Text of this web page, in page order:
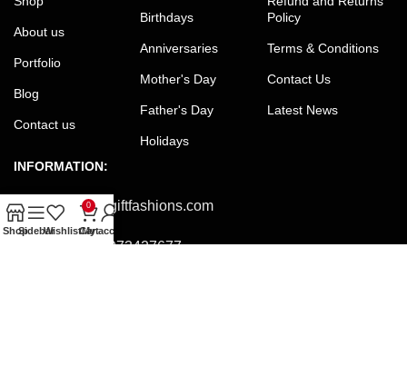
About us
Portfolio
Blog
Contact us
Birthdays
Anniversaries
Mother's Day
Father's Day
Holidays
Policy
Terms & Conditions
Contact Us
Latest News
INFORMATION:
Email:office@giftfashions.com
+8801973427677
ShopSidebarWishlist
0
Cart
My account